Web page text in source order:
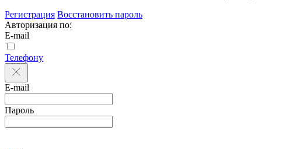
Регистрация Восстановить пароль
Авторизация по:
E-mail
Телефону
E-mail
Пароль